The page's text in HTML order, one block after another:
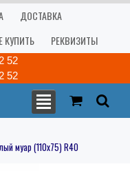
ДОСТАВКА
КУПИТЬ РЕКВИЗИТЫ
52
52
муар (110х75) R40